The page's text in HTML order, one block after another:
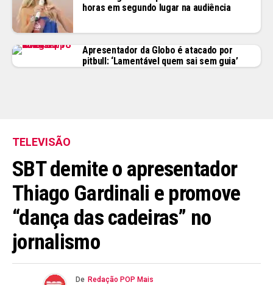
horas em segundo lugar na audiência
Apresentador da Globo é atacado por
pitbull: ‘Lamentável quem sai sem guia’
TELEVISÃO
SBT demite o apresentador
Thiago Gardinali e promove
“dança das cadeiras” no
jornalismo
De Redação POP Mais